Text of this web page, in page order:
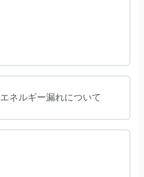
ネルギー漏れについて